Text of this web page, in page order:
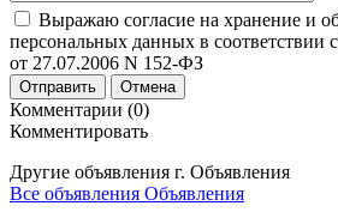
Выражаю согласие на хранение и
персональных данных в соответствии
от 27.07.2006 N 152-ФЗ
Отправить Отмена
Комментарии (0)
Комментировать
Другие объявления г. Объявления
Все объявления Объявления